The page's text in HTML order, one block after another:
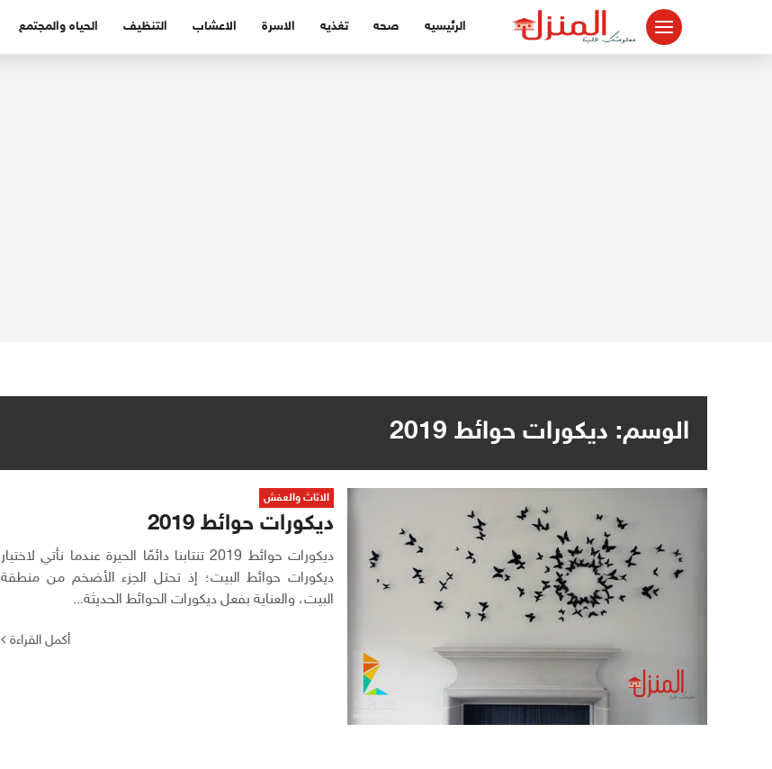
الرئيسيه صحه تغذيه الاسرة الاعشاب التنظيف الحياه والمجتمع
الوسم: ديكورات حوائط 2019
الاثاث والعفش
ديكورات حوائط 2019
ديكورات حوائط 2019 تنتابنا دائمًا الحيرة عندما نأتي لاختيار
ديكورات حوائط البيت؛ إذ تحتل الجزء الأضخم من منطقة
البيت، والعناية بفعل ديكورات الحوائط الحديثة...
أكمل القراءة